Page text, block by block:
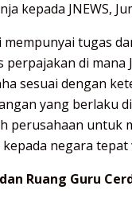
kepada JNEWS,
mempunyai tugas
perpajakan di mana
sesuai dengan
yang berlaku
perusahaan untuk
negara tepat
dan Ruang Guru